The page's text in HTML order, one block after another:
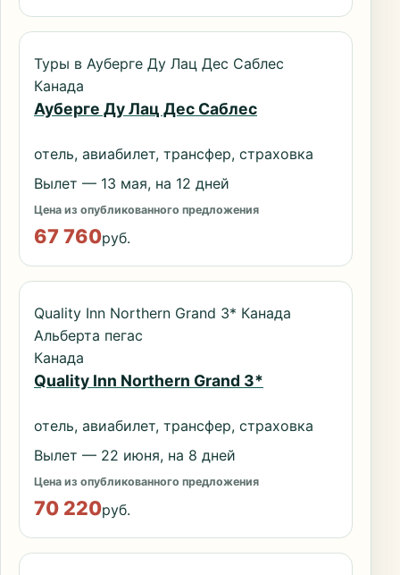
Туры в Ауберге Ду Лац Дес Саблес
Канада
Ауберге Ду Лац Дес Саблес
отель, авиабилет, трансфер, страховка
Вылет — 13 мая, на 12 дней
Цена из опубликованного предложения
67 760руб.
Quality Inn Northern Grand 3* Канада
Альберта пегас
Канада
Quality Inn Northern Grand 3*
отель, авиабилет, трансфер, страховка
Вылет — 22 июня, на 8 дней
Цена из опубликованного предложения
70 220руб.